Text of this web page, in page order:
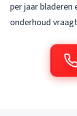
per jaar bladeren
onderhoud